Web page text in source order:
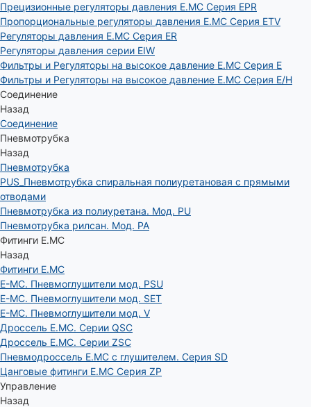
Прецизионные регуляторы давления E.MC Серия EPR
Пропорциональные регуляторы давления E.MC Серия ETV
Регуляторы давления E.MC Серия ER
Регуляторы давления серии EIW
Фильтры и Регуляторы на высокое давление E.MC Серия E
Фильтры и Регуляторы на высокое давление E.MC Серия E/H
Соединение
Назад
Соединение
Пневмотрубка
Назад
Пневмотрубка
PUS_Пневмотрубка спиральная полиуретановая с прямыми
отводами
Пневмотрубка из полиуретана. Мод. РU
Пневмотрубка рилсан. Мод. PA
Фитинги E.MC
Назад
Фитинги E.MC
E-MC. Пневмоглушители мод. PSU
E-MC. Пневмоглушители мод. SET
E-MC. Пневмоглушители мод. V
Дроссель E.MC. Серии QSC
Дроссель E.MC. Серии ZSC
Пневмодроссель E.MC с глушителем. Серия SD
Цанговые фитинги E.MC Серия ZP
Управление
Назад